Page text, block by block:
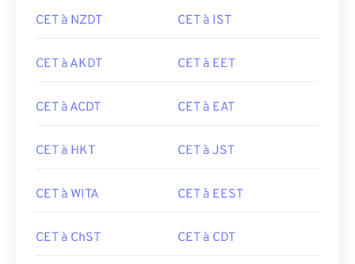
CET à NZDT CET à IST
CET à AKDT CET à EET
CET à ACDT CET à EAT
CET à HKT CET à JST
CET à WITA CET à EEST
CET à ChST CET à CDT